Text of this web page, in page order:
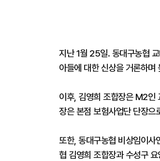
지난 1월 25일. 동대구농협
아들에 대한 신상을 거론하며
이후, 김영희 조합장은 M2인
장은 본점 보험사업단 단장으
또한, 동대구농협 비상임이
협 김영희 조합장과 수성구